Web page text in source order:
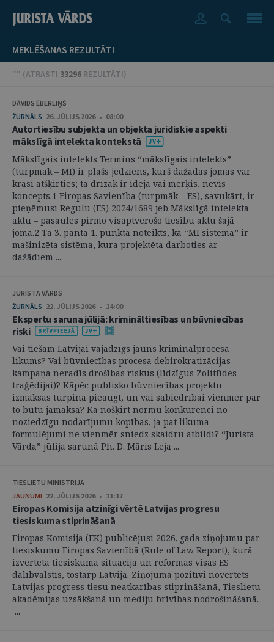
MEKLĒŠANAS REZULTĀTI
"" (ATRASTI 33296 REZULTĀTI)
DĀVIDS ĒBERLIŅŠ
ŽURNĀLS 26. JŪLIJS 2026 • 08:00
Autortiesību subjekta un objekta juridiskie aspekti
mākslīgā intelekta kontekstā
Mākslīgais intelekts Termins “mākslīgais intelekts”
(turpmāk – MI) ir plašs jēdziens, kurš dažādās jomās var
krasi atšķirties; tā drīzāk ir ideja vai mērķis, nevis
koncepts.1 Eiropas Savienība (turpmāk – ES), savukārt, ir
pieņēmusi Regulu (ES) 2024/1689 jeb Mākslīgā intelekta
aktu – pasaules pirmo visaptverošo tiesību aktu šajā
jomā.2 Tā 3. panta 1. punktā noteikts, ka “MI sistēma” ir
mašinizēta sistēma, kura projektēta darboties ar
dažādiem ...
JURISTA VĀRDS
ŽURNĀLS 22. JŪLIJS 2026 • 14:00
Ekspertu saruna jūlijā: krimināltiesības un būvniecības
riski
Vai tiešām Latvijai vajadzīgs jauns kriminālprocesa
likums? Vai būvniecības procesa debirokratizācijas
kampaņa neradīs drošības riskus (līdzīgus Zolitūdes
traģēdijai)? Kāpēc publisko būvniecības projektu
izmaksas turpina pieaugt, un vai sabiedrībai vienmēr par
to būtu jāmaksā? Kā nošķirt normu konkurenci no
noziedzīgu nodarījumu kopības, ja pat likuma
formulējumi ne vienmēr sniedz skaidru atbildi? “Jurista
Vārda” jūlija sarunā Ph. D. Māris Leja ...
TIESLIETU MINISTRIJA
JAUNUMI 22. JŪLIJS 2026 • 11:17
Eiropas Komisija atzinīgi vērtē Latvijas progresu
tiesiskuma stiprināšanā
Eiropas Komisija (EK) publicējusi 2026. gada ziņojumu par
tiesiskumu Eiropas Savienībā (Rule of Law Report), kurā
izvērtēta tiesiskuma situācija un reformas visās ES
dalībvalstīs, tostarp Latvijā. Ziņojumā pozitīvi novērtēts
Latvijas progress tiesu neatkarības stiprināšanā, Tieslietu
akadēmijas uzsākšanā un mediju brīvības nodrošināšanā.
...